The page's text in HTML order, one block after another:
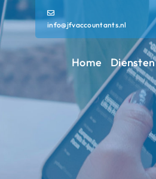
info@jfvaccountants.nl
Home Diensten